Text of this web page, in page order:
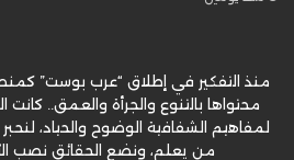
منذ التفكير في إطلاق “عرب بوست” كمنصة
محتواها بالتنوع والجرأة والعمق..
لمفاهيم الشفافية الوضوح والحياد،
من يعلم، ونضع الحقائق نصب